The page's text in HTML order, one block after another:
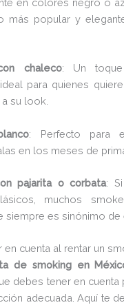
en colores negro o
más popular y
chaleco: Un
para quienes
su look.
: Perfecto para
en los meses de
pajarita o corbata:
muchos
siempre es sinónimo de
en cuenta al rentar un
de smoking en
debes tener en cuenta
adecuada. Aquí te